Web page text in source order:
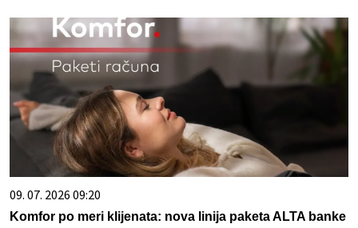
09. 07. 2026 09:20
Komfor po meri klijenata: nova linija paketa ALTA banke